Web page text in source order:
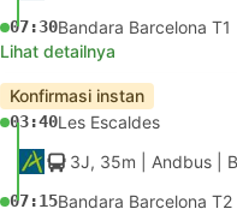
07:30Bandara Barcelona T1
Lihat detailnya
Konfirmasi instan
03:40Les Escaldes
3J, 35m | Andbus
07:15Bandara Barcelona T2